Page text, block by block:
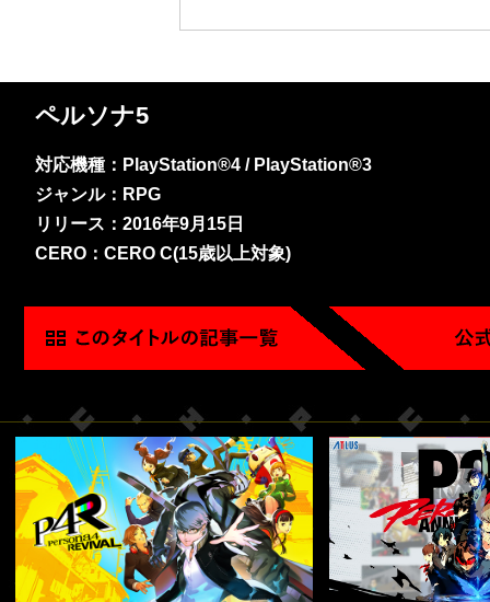
ペルソナ5
対応機種：PlayStation®4 / PlayStation®3
ジャンル：RPG
リリース：2016年9月15日
CERO：CERO C(15歳以上対象)